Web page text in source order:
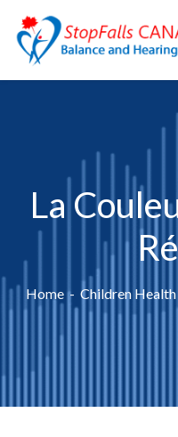
La
Home Children Health